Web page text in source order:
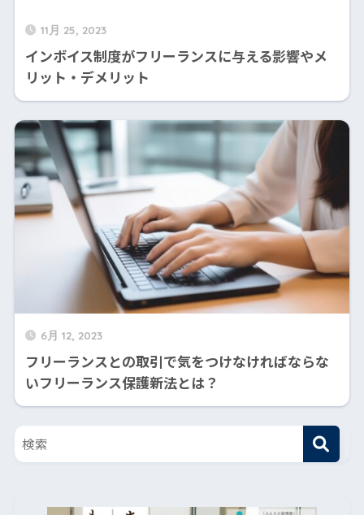
11月 25, 2023
インボイス制度がフリーランスに与える影響やメ
リット・デメリット
6月 12, 2023
フリーランスとの取引で気をつけなければならな
いフリーランス保護新法とは？